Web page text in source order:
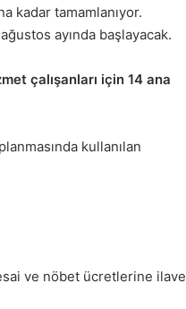
kadar tamamlanıyor.
ayında başlayacak.
çalışanları için 14 ana
kullanılan
ve nöbet ücretlerine ilave